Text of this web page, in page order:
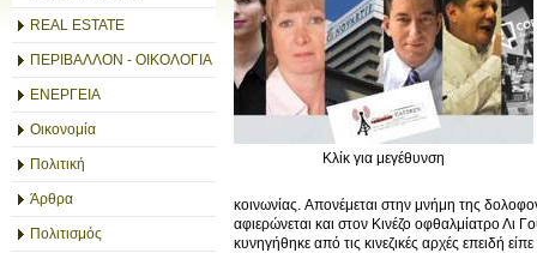
REAL ESTATE
ΠΕΡΙΒΑΛΛΟΝ - ΟΙΚΟΛΟΓΙΑ
ΕΝΕΡΓΕΙΑ
Οικονομία
Πολιτική
Άρθρα
Πολιτισμός
Κλίκ για μεγέθυνση
κοινωνίας. Απονέμεται στην μνήμη της
αφιερώνεται και στον Κινέζο οφθαλμίατρο Λι
κυνηγήθηκε από τις κινεζικές αρχές επειδή